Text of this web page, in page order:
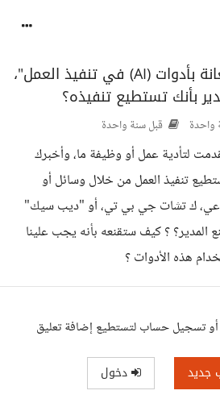
"استطيع الاستعانة بأدوات (AI) في تنفيذ العمل"،
بأنك تستطيع تنفيذه؟
واحدة قبل سنة واحدة
لتأدية عمل أو وظيفة ما، وأخبرك
تنفيذ العمل من خلال وسائل أو
ك تشات جي بي تي، أو "ديب سيك"
المدير؟ ؟ كيف ستقنعه بأنه يجب علينا
هذه الأدوات ؟
تسجيل حساب لتستطيع إضافة تعليق
جديد دخول